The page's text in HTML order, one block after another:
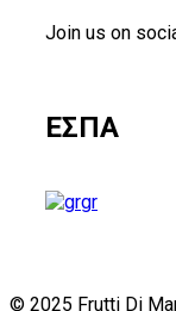
Join us on
ΕΣΠΑ
gr
© 2025 Frutti Di